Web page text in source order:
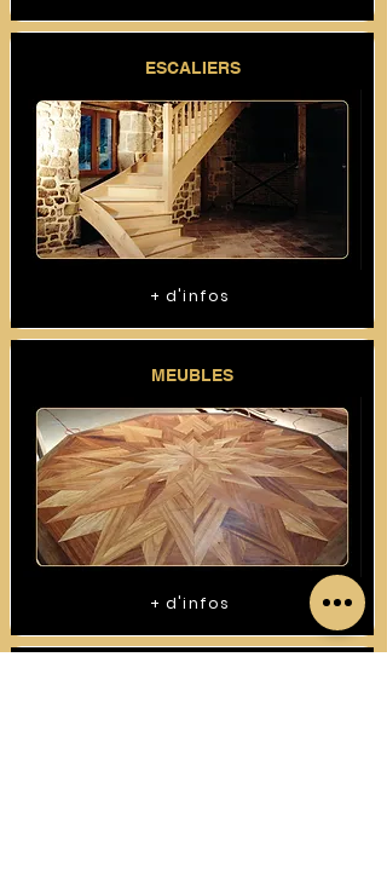
ESCALIERS
+ d'infos
MEUBLES
+ d'infos